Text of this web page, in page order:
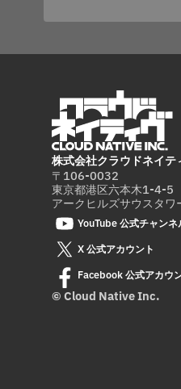
株式会社クラウドネイテ
〒106-0032
東京都港区六本木1-4-5
アークヒルズサウスタワ
YouTube 公式チャンネ
X 公式アカウント
Facebook 公式アカウ
© Cloud Native Inc.